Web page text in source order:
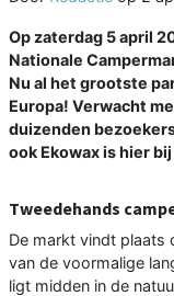
Op zaterdag 5 april
Nationale
Nu al het grootste
Europa! Verwacht
duizenden
ook Ekowax is hier
Tweedehands
De markt vindt plaats
van de voormalige
ligt midden in de